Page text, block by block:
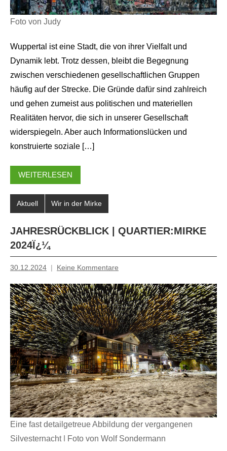
Foto von Judy
Wuppertal ist eine Stadt, die von ihrer Vielfalt und
Dynamik lebt. Trotz dessen, bleibt die Begegnung
zwischen verschiedenen gesellschaftlichen Gruppen
häufig auf der Strecke. Die Gründe dafür sind zahlreich
und gehen zumeist aus politischen und materiellen
Realitäten hervor, die sich in unserer Gesellschaft
widerspiegeln. Aber auch Informationslücken und
konstruierte soziale […]
WEITERLESEN
Aktuell Wir in der Mirke
JAHRESRÜCKBLICK | QUARTIER:MIRKE
2024Ï¿¼
30.12.2024
Mosche
Keine Kommentare
Eine fast detailgetreue Abbildung der vergangenen
Silvesternacht | Foto von Wolf Sondermann